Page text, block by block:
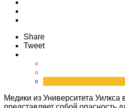
Share
Tweet
Медики из Университета